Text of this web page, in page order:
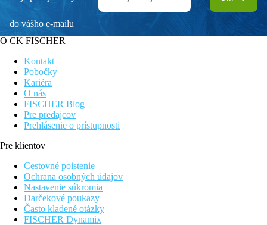
do vášho e-mailu
O CK FISCHER
Kontakt
Pobočky
Kariéra
O nás
FISCHER Blog
Pre predajcov
Prehlásenie o prístupnosti
Pre klientov
Cestovné poistenie
Ochrana osobných údajov
Nastavenie súkromia
Darčekové poukazy
Často kladené otázky
FISCHER Dynamix